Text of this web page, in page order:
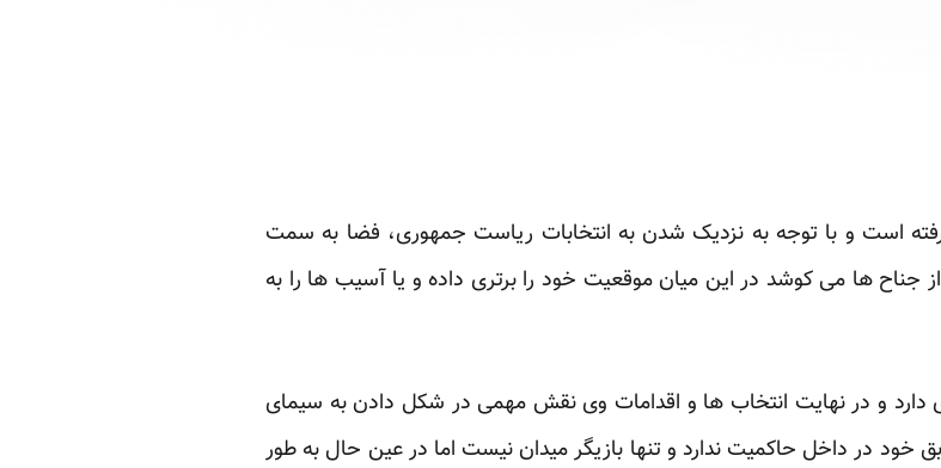
است و با توجه به نزدیک شدن به انتخابات ریاست جمهوری، فضا به سمت
ها می کوشد در این میان موقعیت خود را برتری داده و یا آسیب ها را به
دارد و در نهایت انتخاب ها و اقدامات وی نقش مهمی در شکل دادن به سیمای
در داخل حاکمیت ندارد و تنها بازیگر میدان نیست اما در عین حال به طور